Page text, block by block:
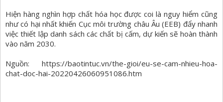
Hiện hàng nghìn hợp chất hóa học được coi là nguy hiểm cũng
như có hại nhất khiến Cục môi trường châu Âu (EEB) đẩy nhanh
việc thiết lập danh sách các chất bị cấm, dự kiến sẽ hoàn thành
vào năm 2030.
Nguồn: https://baotintuc.vn/the-gioi/eu-se-cam-nhieu-hoa-
chat-doc-hai-20220426060951086.htm